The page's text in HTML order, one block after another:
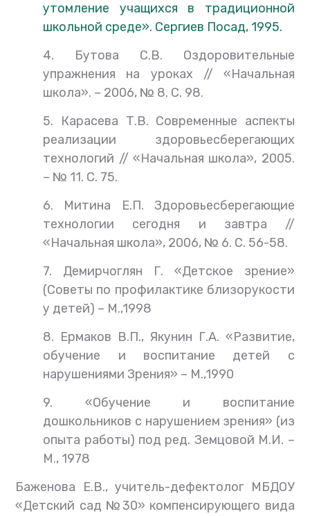
утомление учащихся в традиционной
школьной среде». Сергиев Посад, 1995.
4. Бутова С.В. Оздоровительные
упражнения на уроках // «Начальная
школа». – 2006, № 8. С. 98.
5. Карасева Т.В. Современные аспекты
реализации здоровьесберегающих
технологий // «Начальная школа», 2005.
– № 11. С. 75.
6. Митина Е.П. Здоровьесберегающие
технологии сегодня и завтра //
«Начальная школа», 2006, № 6. С. 56-58.
7. Демирчоглян Г. «Детское зрение»
(Советы по профилактике близорукости
у детей) – М.,1998
8. Ермаков В.П., Якунин Г.А. «Развитие,
обучение и воспитание детей с
нарушениями Зрения» – М.,1990
9. «Обучение и воспитание
дошкольников с нарушением зрения» (из
опыта работы) под ред. Земцовой М.И. –
М., 1978
Баженова Е.В., учитель-дефектолог МБДОУ
«Детский сад №30» компенсирующего вида